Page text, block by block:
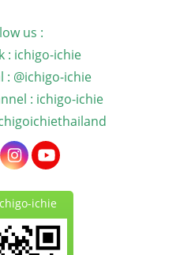
us :
: ichigo-ichie
: @ichigo-ichie
: ichigo-ichie
ichie